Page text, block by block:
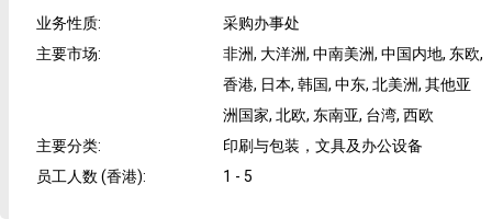
业务性质:
采购办事处
主要市场:
非洲, 大洋洲, 中南美洲, 中国内地, 东欧,
香港, 日本, 韩国, 中东, 北美洲, 其他亚
洲国家, 北欧, 东南亚, 台湾, 西欧
主要分类:
印刷与包装，文具及办公设备
员工人数 (香港): 1 - 5